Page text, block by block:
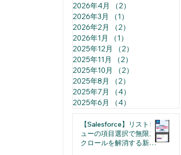
2026年4月
（2）
2026年3月
（1）
2026年2月
（2）
2026年1月
（1）
2025年12月
（2）
2025年11月
（2）
2025年10月
（2）
2025年8月
（2）
2025年7月
（4）
2025年6月
（4）
【Salesforce】リストビ
ューの項目選択で無限ス
クロールを解消する新機